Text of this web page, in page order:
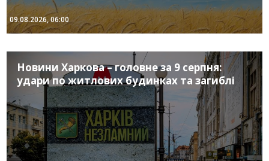
09.08.2026, 06:00
Новини Харкова – головне за 9 серпня:
удари по житлових будинках та загиблі